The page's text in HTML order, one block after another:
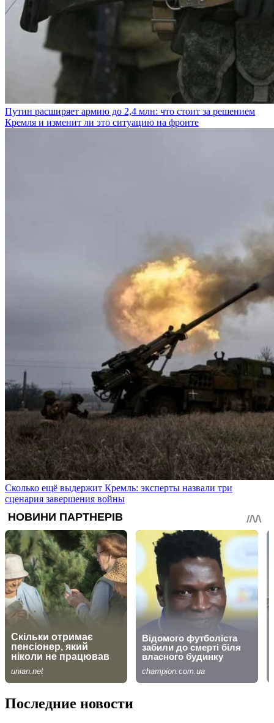
Путин расширяет армию до 2,4 млн: что стоит за решением
Кремля и изменит ли это ситуацию на фронте
Сколько ещё выдержит Кремль: эксперты назвали три
сценария завершения войны
Последние новости